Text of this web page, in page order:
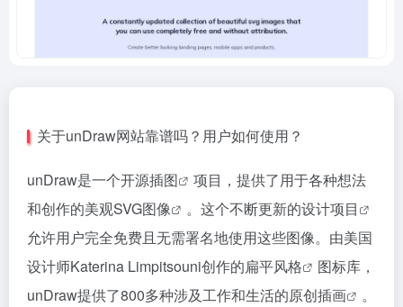
关于unDraw网站靠谱吗？用户如何使用？
unDraw是一个开源插图
项目，提供了用于各种想法
和创作的美观SVG图像 。这个不断更新的设计项目
允许用户完全免费且无需署名地使用这些图像。由美国
设计师Katerina Limpitsouni创作的扁平风格
图标库，
unDraw提供了800多种涉及工作和生活的原创插画
。